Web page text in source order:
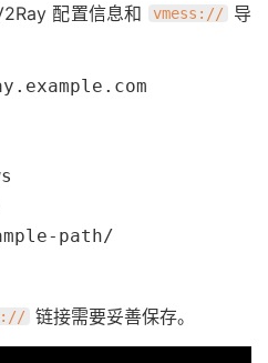
配置信息和 vmess://
导
path/
链接需要妥善保存。